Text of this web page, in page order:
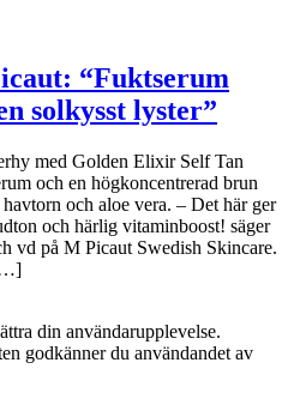
“Fuktserum
solkysst lyster”
med Golden Elixir Self Tan
och en högkoncentrerad brun
och aloe vera. – Det här ger
och härlig vitaminboost! säger
vd på M Picaut Swedish Skincare.
din användarupplevelse.
godkänner du användandet av